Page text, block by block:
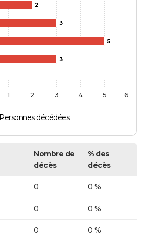
2
3
5
3
Personnes décédées
1 2 3 4 5 6
Nombre de
décès
% des
décès
0 0 %
0 0 %
0 0 %